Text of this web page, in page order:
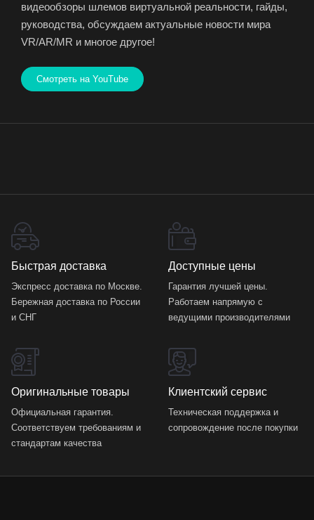
видеообзоры шлемов виртуальной реальности, гайды,
руководства, обсуждаем актуальные новости мира
VR/AR/MR и многое другое!
Смотреть на YouTube
Быстрая доставка
Экспресс доставка по Москве.
Бережная доставка по России
и СНГ
Доступные цены
Гарантия лучшей цены.
Работаем напрямую с
ведущими производителями
Оригинальные товары
Официальная гарантия.
Соответствуем требованиям и
стандартам качества
Клиентский сервис
Техническая поддержка и
сопровождение после покупки